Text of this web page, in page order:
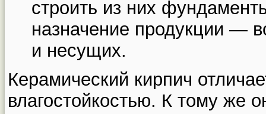
строить из них
назначение продукции —
и несущих.
Керамический кирпич
влагостойкостью. К тому же